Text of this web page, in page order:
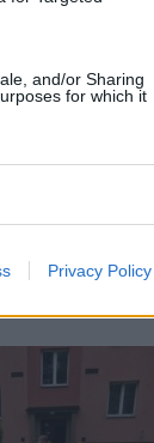
and/or Sharing
for which it
Privacy Policy
strážníci ocenění